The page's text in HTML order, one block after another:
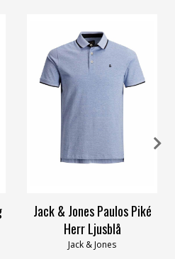
S M XXL
Jack & Jones Paulos Piké
Herr Ljusblå
Jack & Jones